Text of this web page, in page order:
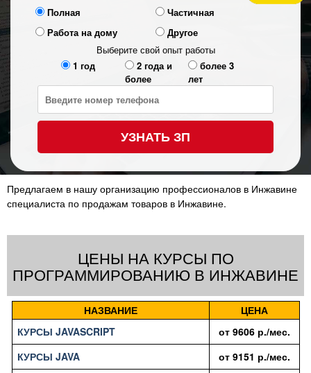
Полная
Частичная
Работа на дому
Другое
Выберите свой опыт работы
1 год
2 года и
более
более 3
лет
УЗНАТЬ ЗП
Предлагаем в нашу организацию профессионалов в Инжавине
специалиста по продажам товаров в Инжавине.
ЦЕНЫ НА КУРСЫ ПО
ПРОГРАММИРОВАНИЮ В ИНЖАВИНЕ
НАЗВАНИЕ
ЦЕНА
КУРСЫ JAVASCRIPT
от 9606 р./мес.
КУРСЫ JAVA
от 9151 р./мес.